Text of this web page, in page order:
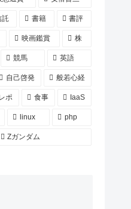
託 書籍 書評
映画鑑賞 株
競馬 英語
自己啓発 般若心経
ポ 食事 IaaS
linux php
Zガンダム